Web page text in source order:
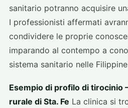
sanitario potranno acquisire
I professionisti affermati
condividere le proprie
imparando al contempo a
sistema sanitario nelle
Esempio di profilo di tirocinio
rurale di Sta. Fe La clinica si